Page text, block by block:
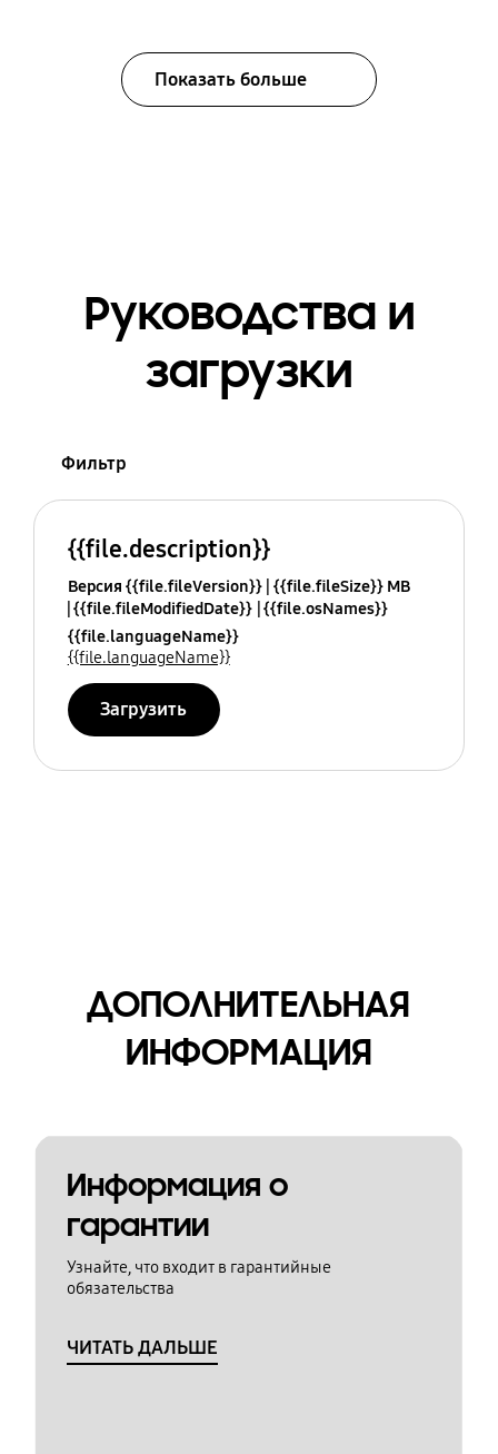
Показать больше
Руководства и
загрузки
Фильтр
{{file.description}}
Версия {{file.fileVersion}} {{file.fileSize}} MB
{{file.fileModifiedDate}} {{file.osNames}}
{{file.languageName}}
{{file.languageName}}
Загрузить
ДОПОЛНИТЕЛЬНАЯ
ИНФОРМАЦИЯ
Информация о
гарантии
Узнайте, что входит в гарантийные
обязательства
ЧИТАТЬ ДАЛЬШЕ